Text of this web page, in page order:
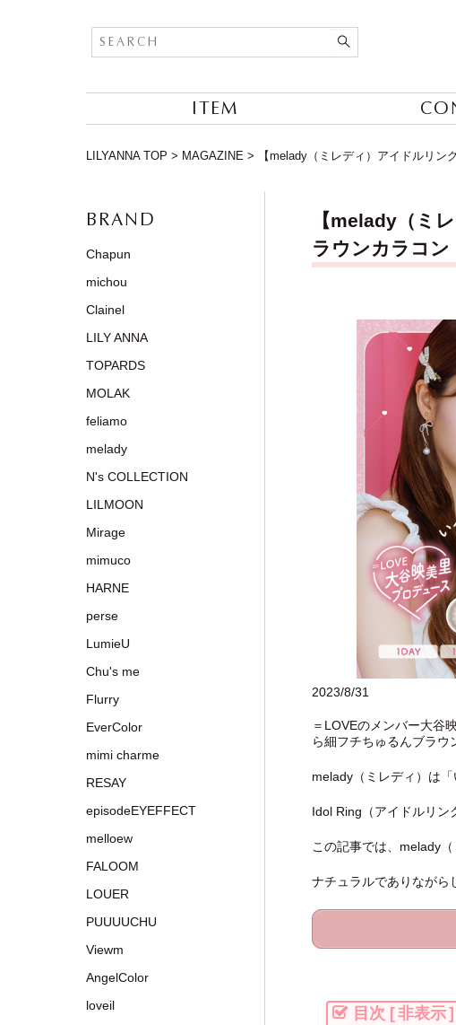
ITEM
LILYANNA TOP > MAGAZINE > 【melady（ミレディ）アイドルリ
【melady（ミ
ラウンカラコン
2023/8/31
＝LOVEのメンバー大谷
ら細フチちゅるんブラウ
melady（ミレディ）は
Idol Ring（アイドルリン
この記事では、melady
ナチュラルでありながら
目次 [非表示]
BRAND
Chapun
michou
Clainel
LILY ANNA
TOPARDS
MOLAK
feliamo
melady
N's COLLECTION
LILMOON
Mirage
mimuco
HARNE
perse
LumieU
Chu's me
Flurry
EverColor
mimi charme
RESAY
episodeEYEFFECT
melloew
FALOOM
LOUER
PUUUUCHU
Viewm
AngelColor
loveil